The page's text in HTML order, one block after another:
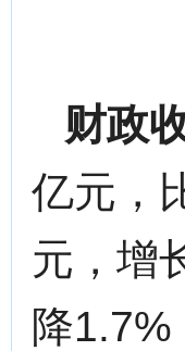
财政
亿元，
元，增
降